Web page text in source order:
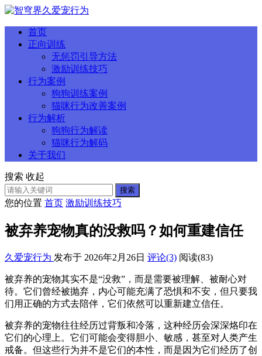
首页
正向训练
无惩罚引导方法
激励训练技巧
行为案例
狗狗训练案例
猫咪行为改善案例
行为解析
狗狗行为解读
猫咪行为解码
关于我们
搜索 收起
搜索
您的位置 首页 激励训练技巧
被弃养宠物真的没救吗？如何重建信任
久爱宠行为 发布于 2026年2月26日 评论(3) 阅读(83)
被弃养的宠物其实不是“没救”，而是需要被理解、被耐心对
待。它们曾经被抛弃，内心可能充满了恐惧和不安，但只要我
们用正确的方式去陪伴，它们依然可以重新建立信任。
被弃养的宠物往往经历过背叛和冷落，这种经历会深深烙印在
它们的心理上。它们可能会变得胆小、敏感，甚至对人类产生
戒备。但这些行为并不是它们的本性，而是因为它们经历了创